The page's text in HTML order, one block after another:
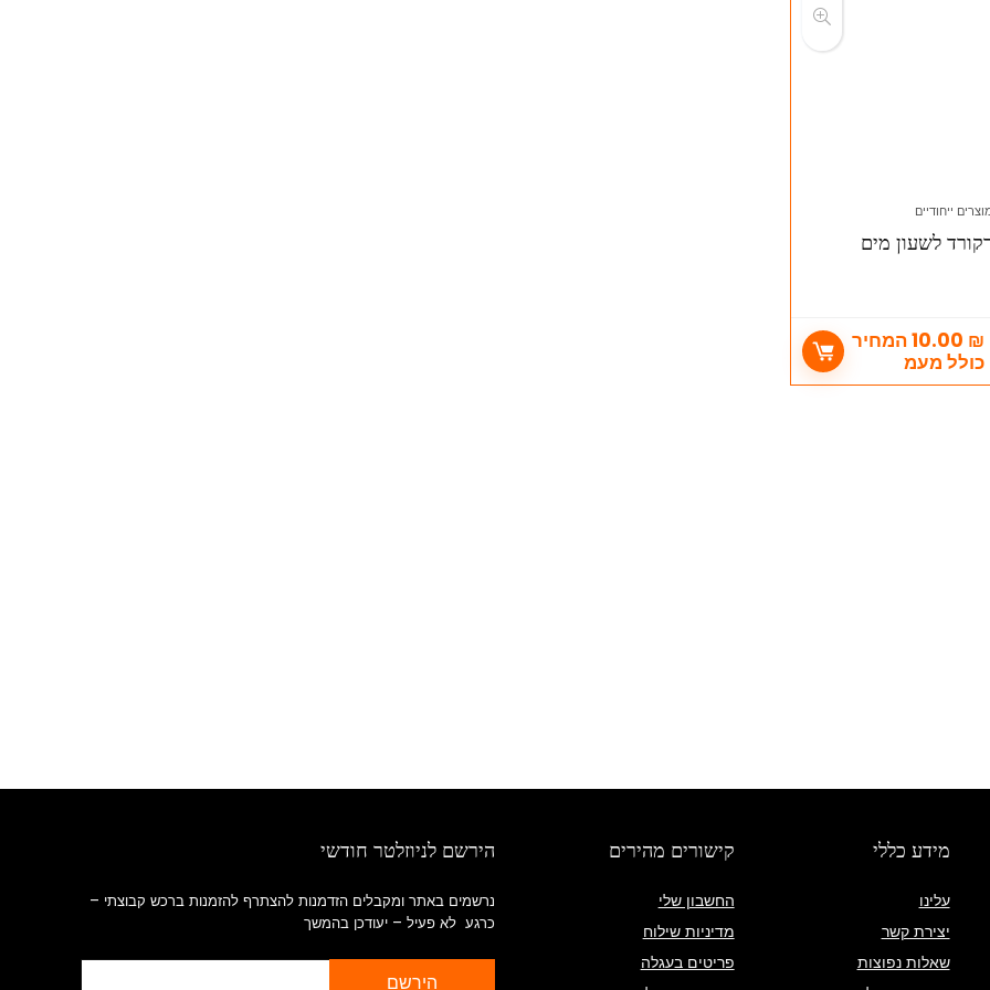
ייחודיים
לשעון מים
10.00 ₪
המחיר
כולל מעמ
מידע כללי
עלינו
יצירת קשר
שאלות נפוצות
קישורים מהירים
החשבון שלי
מדיניות שילוח
פריטים בעגלה
הירשם לניוזלטר חודשי
נרשמים באתר ומקבלים הזדמנות להצתרף להזמנות ברכש קבוצתי –
כרגע לא פעיל – יעודכן בהמשך